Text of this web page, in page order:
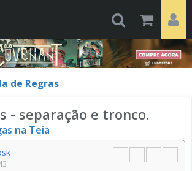
de Regras
- separação e tronco.
na Teia